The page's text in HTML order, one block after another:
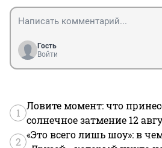
Гость
Войти
1
Ловите момент: что
солнечное затмение 12
2
«Это всего лишь шоу»: в